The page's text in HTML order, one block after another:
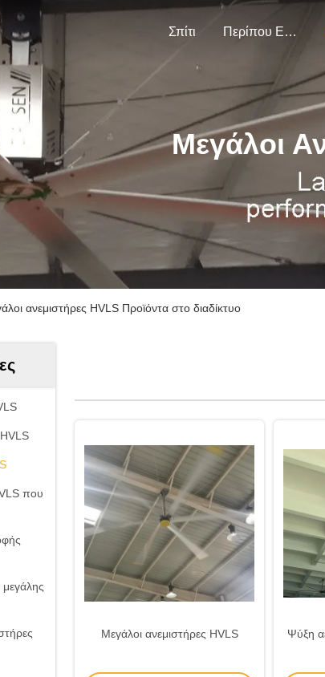
Σπίτι Περίπου Εμείς
Μεγάλοι
ανεμιστήρες HVLS Προϊόντα στο διαδίκτυο
HVLS
που
Μεγάλοι ανεμιστήρες HVLS
Ψύξη